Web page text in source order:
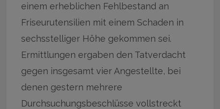
einem erheblichen Fehlbestand an
Friseurutensilien mit einem Schaden in
sechsstelliger Höhe gekommen sei.
Ermittlungen ergaben den Tatverdacht
gegen insgesamt vier Angestellte, bei
denen gestern mehrere
Durchsuchungsbeschlüsse vollstreckt